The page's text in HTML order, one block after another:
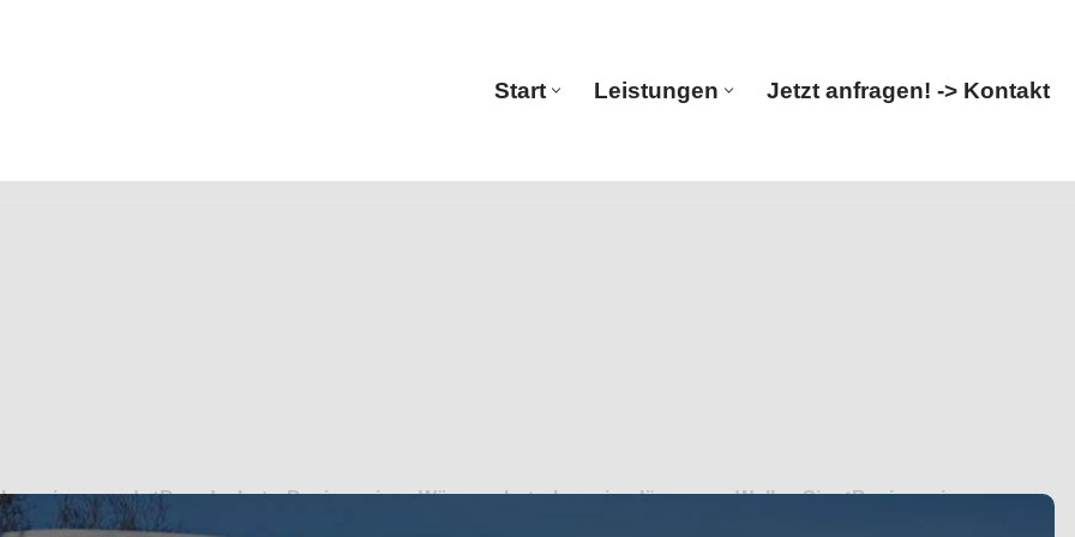
Start Leistungen Jetzt anfragen! -> Kontakt
und ✓Brandschutz, Bauingenieur, Wärmeschutz, Ingenieurlösungen. Wollen Sie ✓Bauingenieur,
für Elbingen? ➡️ Pfeiffer Ingenieure, Ihr Statiker & Ingenieur. Ihr Erfolg, unser Versprechen ✉.